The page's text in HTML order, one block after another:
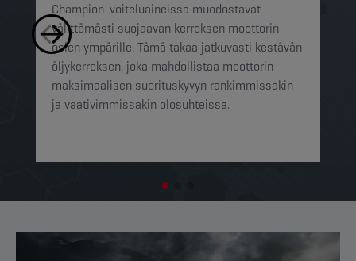
Champion-voiteluaineissa muodostavat
välittömästi suojaavan kerroksen moottorin
osien ympärille. Tämä takaa jatkuvasti kestävän
öljykerroksen, joka mahdollistaa moottorin
maksimaalisen suorituskyvyn rankimmissakin
ja vaativimmissakin olosuhteissa.